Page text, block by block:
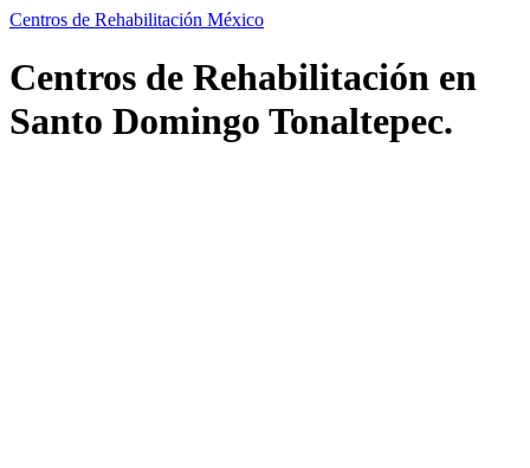
Centros de Rehabilitación México
Centros de Rehabilitación en
Santo Domingo Tonaltepec.